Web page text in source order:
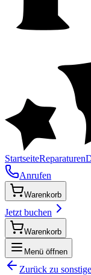
StartseiteReparaturen
Anrufen
Warenkorb
Jetzt buchen
Warenkorb
Menü öffnen
Zurück zu sonstige